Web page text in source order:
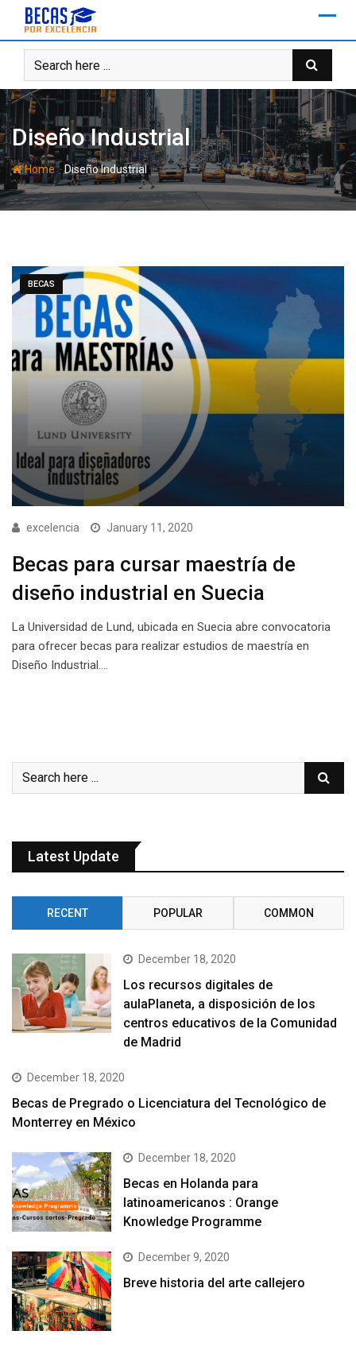
content
Diseño Industrial
Home-Diseño Industrial
BECAS
excelencia January 11, 2020
Becas para cursar maestría de
diseño industrial en Suecia
La Universidad de Lund, ubicada en Suecia abre convocatoria
para ofrecer becas para realizar estudios de maestría en
Diseño Industrial.…
Latest Update
RECENT POPULAR COMMON
December 18, 2020
Los recursos digitales de
aulaPlaneta, a disposición de los
centros educativos de la Comunidad
de Madrid
December 18, 2020
Becas de Pregrado o Licenciatura del Tecnológico de
Monterrey en México
December 18, 2020
Becas en Holanda para
latinoamericanos : Orange
Knowledge Programme
December 9, 2020
Breve historia del arte callejero